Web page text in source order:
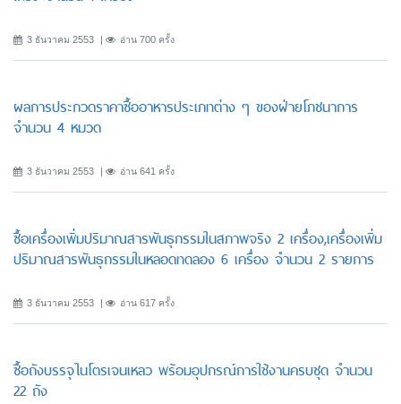
3 ธันวาคม 2553 อ่าน 700 ครั้ง
ผลการประกวดราคาซื้ออาหารประเภทต่าง ๆ ของฝ่ายโภชนาการ
จำนวน 4 หมวด
3 ธันวาคม 2553 อ่าน 641 ครั้ง
ซื้อเครื่องเพิ่มปริมาณสารพันธุกรรมในสภาพจริง 2 เครื่อง,เครื่องเพิ่ม
ปริมาณสารพันธุกรรมในหลอดทดลอง 6 เครื่อง จำนวน 2 รายการ
3 ธันวาคม 2553 อ่าน 617 ครั้ง
ซื้อถังบรรจุไนโตรเจนเหลว พร้อมอุปกรณ์การใช้งานครบชุด จำนวน
22 ถัง